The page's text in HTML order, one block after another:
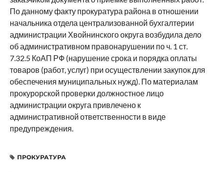
По данному факту прокуратура района в отношении
начальника отдела централизованной бухгалтерии
администрации Хвойнинского округа возбудила дело
об административном правонарушении по ч. 1 ст.
7.32.5 КоАП РФ (нарушение срока и порядка оплаты
товаров (работ, услуг) при осуществлении закупок для
обеспечения муниципальных нужд). По материалам
прокурорской проверки должностное лицо
администрации округа привлечено к
административной ответственности в виде
предупреждения.
ПРОКУРАТУРА